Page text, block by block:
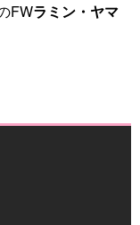
FWラミン・ヤマ